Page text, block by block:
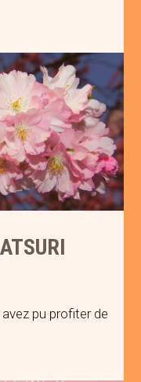
pu profiter de